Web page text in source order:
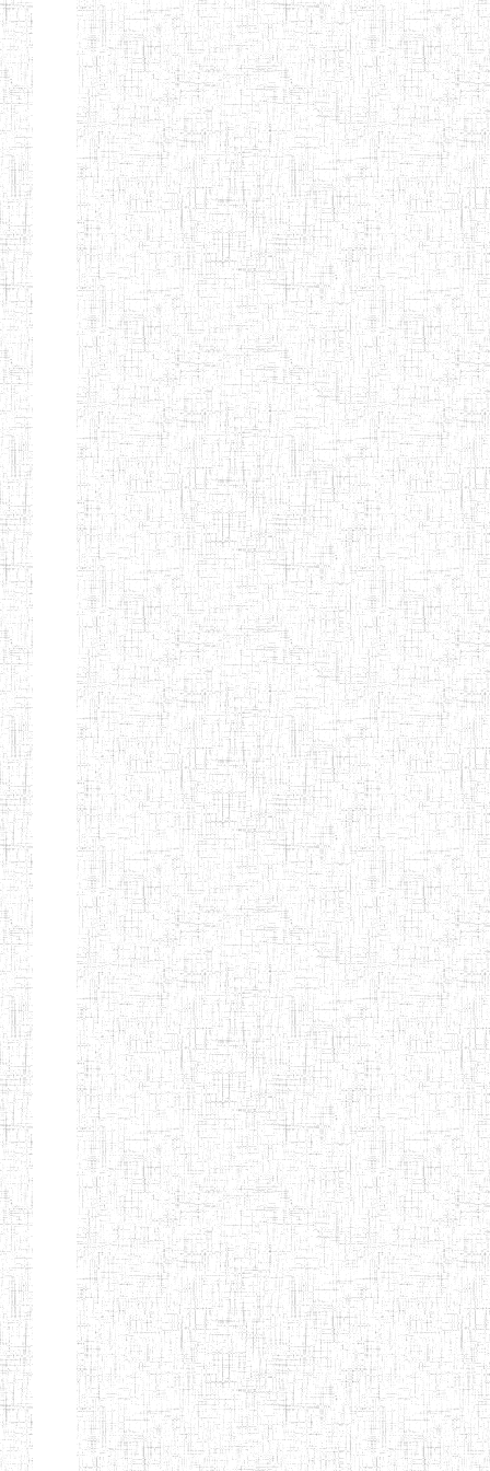
TTC TATUM
ST PIUS X
TECHNICAL
TEACHER
TRAINING
COLLEGE
TATUM
01/08/2000 ENIET
NIGHTINGALE
TEACHER
TRAINING
COLLEGE
20/08/2013 ENIEG
CHRIST THE
KING TEACHER
TRAINING
COLLEGE
04/08/2010 ENIEG
ITCIG SENTTI 14/02/2007 ENIEG
CAMEROON
INCLUSIVE
SPECIAL
EDUCATION
TEACHERS'
TRAINING AND
EMPOWERMENT
PROGRAMME
(CISETTEP)
27/08/2015 ENIEG
ALBERT
TEACHERS'
TRAINING
INSTITUTE
CAMEROUN
(A.T.T.I.C)
27/08/2015 ENIEG
NACHO
TECHNICAL
TEACHER
TRAINING
INSTITUTE
12/08/2010 ENIET
SAINT
28/12/2007 ENIEG